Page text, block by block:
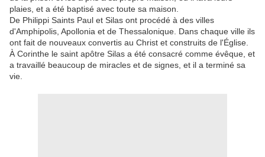
plaies, et a été baptisé avec toute sa maison.
De Philippi Saints Paul et Silas ont procédé à des villes
d'Amphipolis, Apollonia et de Thessalonique. Dans chaque ville ils
ont fait de nouveaux convertis au Christ et construits de l'Église.
À Corinthe le saint apôtre Silas a été consacré comme évêque, et
a travaillé beaucoup de miracles et de signes, et il a terminé sa
vie.